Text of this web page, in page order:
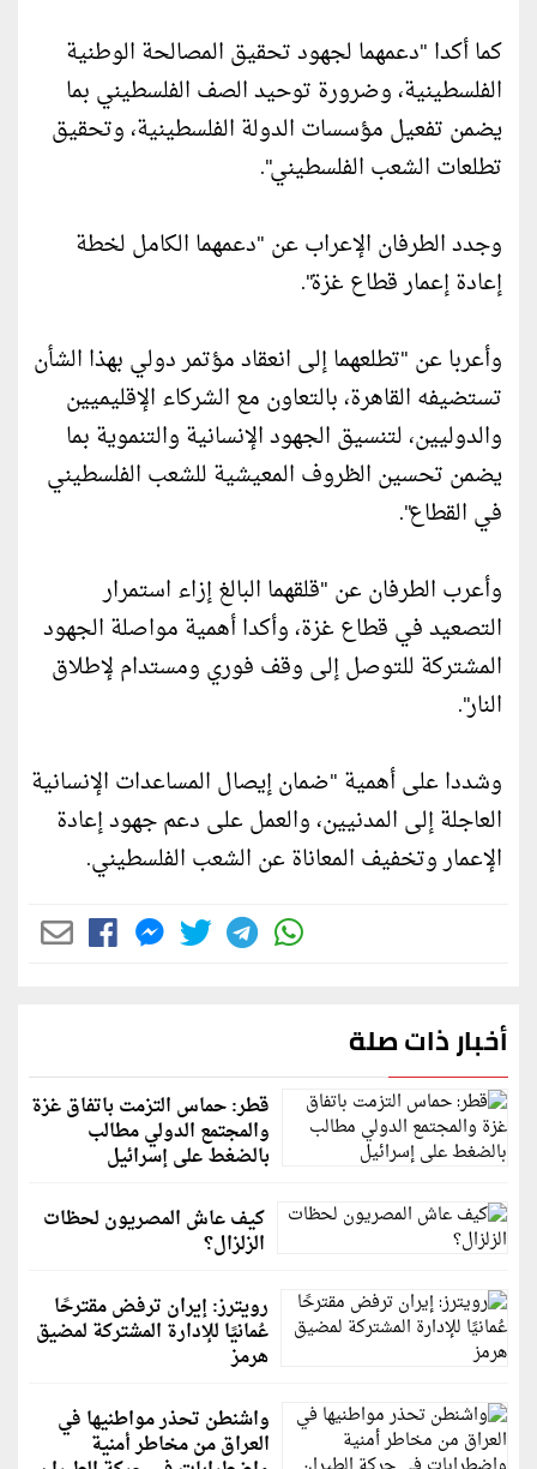
كما أكدا "دعمهما لجهود تحقيق المصالحة الوطنية
الفلسطينية، وضرورة توحيد الصف الفلسطيني بما
يضمن تفعيل مؤسسات الدولة الفلسطينية، وتحقيق
تطلعات الشعب الفلسطيني".
وجدد الطرفان الإعراب عن "دعمهما الكامل لخطة
إعادة إعمار قطاع غزة".
وأعربا عن "تطلعهما إلى انعقاد مؤتمر دولي بهذا الشأن
تستضيفه القاهرة، بالتعاون مع الشركاء الإقليميين
والدوليين، لتنسيق الجهود الإنسانية والتنموية بما
يضمن تحسين الظروف المعيشية للشعب الفلسطيني
في القطاع".
وأعرب الطرفان عن "قلقهما البالغ إزاء استمرار
التصعيد في قطاع غزة، وأكدا أهمية مواصلة الجهود
المشتركة للتوصل إلى وقف فوري ومستدام لإطلاق
النار".
وشددا على أهمية "ضمان إيصال المساعدات الإنسانية
العاجلة إلى المدنيين، والعمل على دعم جهود إعادة
الإعمار وتخفيف المعاناة عن الشعب الفلسطيني.
أخبار ذات صلة
قطر: حماس التزمت باتفاق غزة
والمجتمع الدولي مطالب
بالضغط على إسرائيل
كيف عاش المصريون لحظات
الزلزال؟
رويترز: إيران ترفض مقترحًا
عُمانيًا للإدارة المشتركة لمضيق
هرمز
واشنطن تحذر مواطنيها في
العراق من مخاطر أمنية